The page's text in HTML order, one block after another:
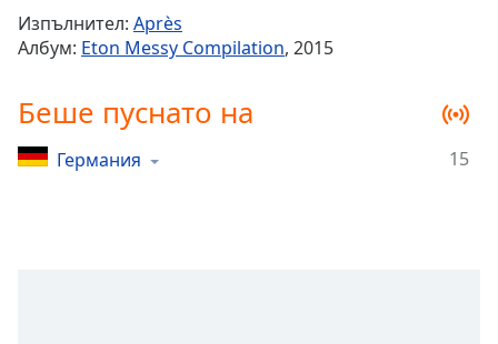
Stream
TypeLIVE
live,
currently
liveLIVE
Remaining
Изпълнител: Après
Албум: Eton Messy Compilation, 2015
Беше пуснато на
Германия 15